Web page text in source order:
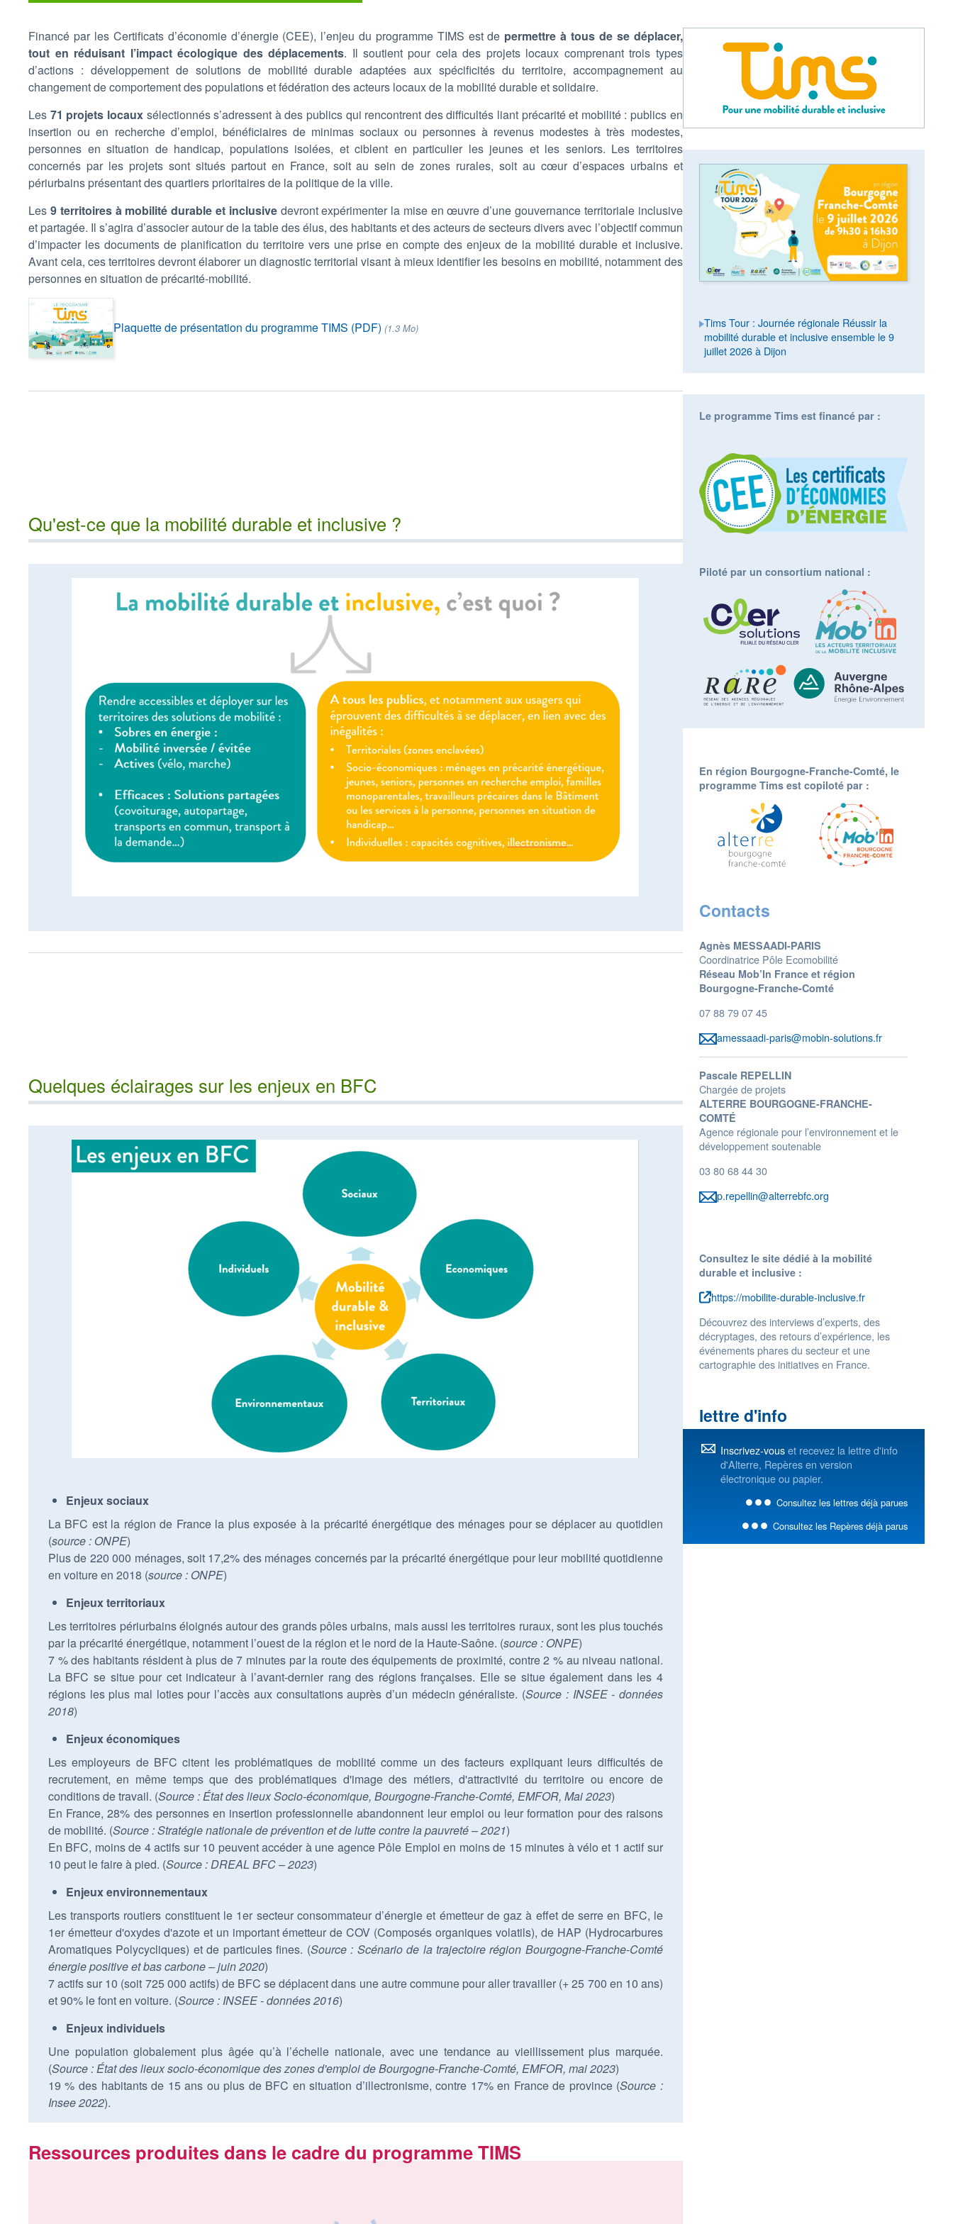
Financé par les Certificats d’économie d’énergie (CEE), l’enjeu du programme TIMS est de permettre à tous de se déplacer,
tout en réduisant l’impact écologique des déplacements. Il soutient pour cela des projets locaux comprenant trois types
d’actions : développement de solutions de mobilité durable adaptées aux spécificités du territoire, accompagnement au
changement de comportement des populations et fédération des acteurs locaux de la mobilité durable et solidaire.
Les 71 projets locaux sélectionnés s’adressent à des publics qui rencontrent des difficultés liant précarité et mobilité : publics en
insertion ou en recherche d’emploi, bénéficiaires de minimas sociaux ou personnes à revenus modestes à très modestes,
personnes en situation de handicap, populations isolées, et ciblent en particulier les jeunes et les seniors. Les territoires
concernés par les projets sont situés partout en France, soit au sein de zones rurales, soit au cœur d’espaces urbains et
périurbains présentant des quartiers prioritaires de la politique de la ville.
Les9 territoires à mobilité durable et inclusivedevront expérimenter la mise en œuvre d’une gouvernance territoriale inclusive
et partagée. Il s’agira d’associer autour de la table des élus, des habitants et des acteurs de secteurs divers avec l’objectif commun
d’impacter les documents de planification du territoire vers une prise en compte des enjeux de la mobilité durable et inclusive.
Avant cela, ces territoires devront élaborer un diagnostic territorial visant à mieux identifier les besoins en mobilité, notamment des
personnes en situation de précarité-mobilité.
Plaquette de présentation du programme TIMS (PDF)(1.3 Mo)
Qu'est-ce que la mobilité durable et inclusive ?
Quelques éclairages sur les enjeux en BFC
Enjeux sociaux
La BFC est la région de France la plus exposée à la précarité énergétique des ménages pour se déplacer au quotidien
(source : ONPE)
Plus de 220 000 ménages, soit 17,2% des ménages concernés par la précarité énergétique pour leur mobilité quotidienne
en voiture en 2018 (source : ONPE)
Enjeux territoriaux
Les territoires périurbains éloignés autour des grands pôles urbains, mais aussi les territoires ruraux, sont les plus touchés
par la précarité énergétique, notamment l’ouest de la région et le nord de la Haute-Saône. (source : ONPE)
7 % des habitants résident à plus de 7 minutes par la route des équipements de proximité, contre 2 % au niveau national.
La BFC se situe pour cet indicateur à l’avant-dernier rang des régions françaises. Elle se situe également dans les 4
régions les plus mal loties pour l’accès aux consultations auprès d’un médecin généraliste. (Source : INSEE - données
2018)
Enjeux économiques
Les employeurs de BFC citent les problématiques de mobilité comme un des facteurs expliquant leurs difficultés de
recrutement, en même temps que des problématiques d'image des métiers, d'attractivité du territoire ou encore de
conditions de travail. (Source : État des lieux Socio-économique, Bourgogne-Franche-Comté, EMFOR, Mai 2023)
En France, 28% des personnes en insertion professionnelle abandonnent leur emploi ou leur formation pour des raisons
de mobilité. (Source : Stratégie nationale de prévention et de lutte contre la pauvreté – 2021)
En BFC, moins de 4 actifs sur 10 peuvent accéder à une agence Pôle Emploi en moins de 15 minutes à vélo et 1 actif sur
10 peut le faire à pied. (Source : DREAL BFC – 2023)
Enjeux environnementaux
Les transports routiers constituent le 1er secteur consommateur d’énergie et émetteur de gaz à effet de serre en BFC, le
1er émetteur d'oxydes d'azote et un important émetteur de COV (Composés organiques volatils), de HAP (Hydrocarbures
Aromatiques Polycycliques) et de particules fines. (Source : Scénario de la trajectoire région Bourgogne-Franche-Comté
énergie positive et bas carbone – juin 2020)
7 actifs sur 10 (soit 725 000 actifs) de BFC se déplacent dans une autre commune pour aller travailler (+ 25 700 en 10 ans)
et 90% le font en voiture. (Source : INSEE - données 2016)
Enjeux individuels
Une population globalement plus âgée qu’à l’échelle nationale, avec une tendance au vieillissement plus marquée.
(Source : État des lieux socio-économique des zones d'emploi de Bourgogne-Franche-Comté, EMFOR, mai 2023)
19 % des habitants de 15 ans ou plus de BFC en situation d’illectronisme, contre 17% en France de province (Source :
Insee 2022).
Ressources produites dans le cadre du programme TIMS
Tims Tour : Journée régionale Réussir la
mobilité durable et inclusive ensemble le 9
juillet 2026 à Dijon
Le programme Tims est financé par :
Piloté par un consortium national :
En région Bourgogne-Franche-Comté, le
programme Tims est copiloté par :
Contacts
Agnès MESSAADI-PARIS
Coordinatrice Pôle Ecomobilité
Réseau Mob’In France et région
Bourgogne-Franche-Comté
07 88 79 07 45
amessaadi-paris@mobin-solutions.fr
Pascale REPELLIN
Chargée de projets
ALTERRE BOURGOGNE-FRANCHE-
COMTÉ
Agence régionale pour l’environnement et le
développement soutenable
03 80 68 44 30
p.repellin@alterrebfc.org
Consultez le site dédié à la mobilité
durable et inclusive :
https://mobilite-durable-inclusive.fr
Découvrez des interviews d’experts, des
décryptages, des retours d’expérience, les
événements phares du secteur et une
cartographie des initiatives en France.
lettre d'info
Inscrivez-vouset recevez la lettre d'info
d'Alterre, Repères en version
électronique ou papier.
Consultez les lettres déjà parues
Consultez les Repères déjà parus